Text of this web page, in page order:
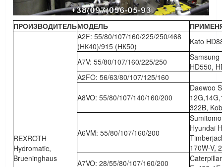
ПРОИЗВОДИТЕЛЬМОДЕЛЬ
REXROTH
Hydromatic,
Brueninghaus
A2F: 55/80/107/160/225/250/468
(НК40)/915 (НК50)
Kato
A7V: 55/80/107/160/225/250
Samsung
HD550,
A2FO: 56/63/80/107/125/160
A8VO: 55/80/107/140/160/200
Daewoo
322B,
A6VM: 55/80/107/160/200
Hyundai
170W-V,
A7VO: 28/55/80/107/160/200